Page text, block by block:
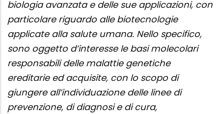
biologia avanzata e delle sue applicazioni, con
particolare riguardo alle biotecnologie
applicate alla salute umana. Nello specifico,
sono oggetto d’interesse le basi molecolari
responsabili delle malattie genetiche
ereditarie ed acquisite, con lo scopo di
giungere all’individuazione delle linee di
prevenzione, di diagnosi e di cura,